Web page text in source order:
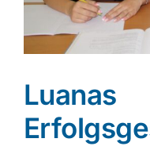
Lerntheraphie
Verschiedenes
Luanas